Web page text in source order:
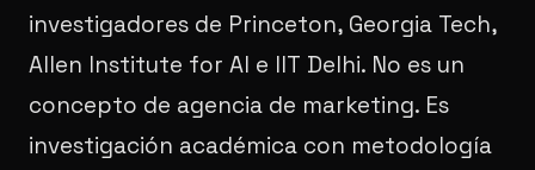
investigadores de Princeton, Georgia Tech,
Allen Institute for AI e IIT Delhi. No es un
concepto de agencia de marketing. Es
investigación académica con metodología